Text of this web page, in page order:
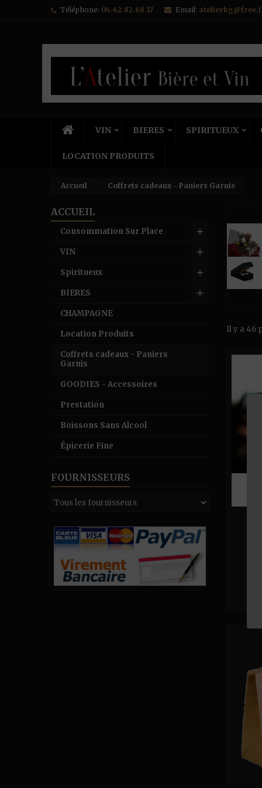
Téléphone: 04.42.82.68.17 Email:
VIN BIERES SPIRITUEUX
LOCATION PRODUITS
Accueil Coffrets cadeaux - Paniers Garnis
ACCUEIL
Consommation Sur Place
VIN
Spiritueux
BIERES
CHAMPAGNE
Location Produits
Coffrets cadeaux - Paniers
Garnis
GOODIES - Accessoires
Prestation
Boissons Sans Alcool
Épicerie Fine
FOURNISSEURS
Il y a 46